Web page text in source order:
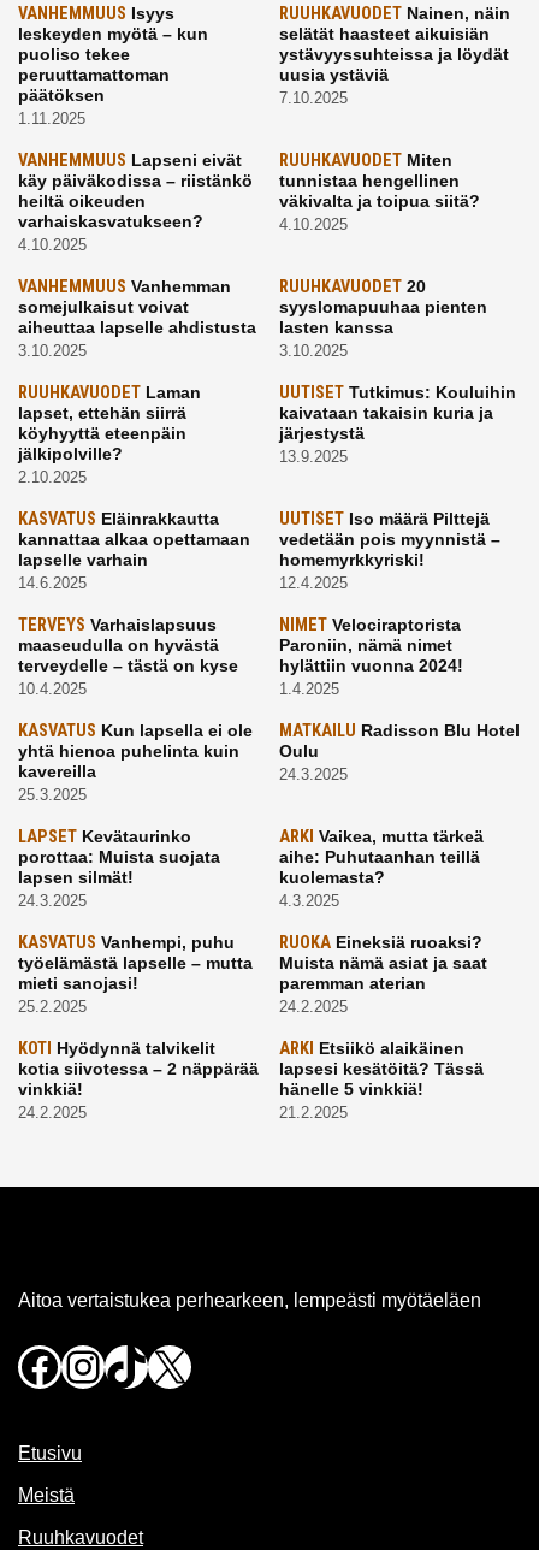
VANHEMMUUS Isyys
leskeyden myötä – kun
puoliso tekee
peruuttamattoman
päätöksen
1.11.2025
RUUHKAVUODETNainen, näin
selätät haasteet aikuisiän
ystävyyssuhteissa ja löydät
uusia ystäviä
7.10.2025
VANHEMMUUS Lapseni eivät
käy päiväkodissa – riistänkö
heiltä oikeuden
varhaiskasvatukseen?
4.10.2025
RUUHKAVUODETMiten
tunnistaa hengellinen
väkivalta ja toipua siitä?
4.10.2025
VANHEMMUUS Vanhemman
somejulkaisut voivat
aiheuttaa lapselle ahdistusta
3.10.2025
RUUHKAVUODET20
syyslomapuuhaa pienten
lasten kanssa
3.10.2025
RUUHKAVUODET Laman
lapset, ettehän siirrä
köyhyyttä eteenpäin
jälkipolville?
2.10.2025
UUTISETTutkimus: Kouluihin
kaivataan takaisin kuria ja
järjestystä
13.9.2025
KASVATUS Eläinrakkautta
kannattaa alkaa opettamaan
lapselle varhain
14.6.2025
UUTISETIso määrä Pilttejä
vedetään pois myynnistä –
homemyrkkyriski!
12.4.2025
TERVEYS Varhaislapsuus
maaseudulla on hyvästä
terveydelle – tästä on kyse
10.4.2025
NIMETVelociraptorista
Paroniin, nämä nimet
hylättiin vuonna 2024!
1.4.2025
KASVATUS Kun lapsella ei ole
yhtä hienoa puhelinta kuin
kavereilla
25.3.2025
MATKAILU Radisson Blu Hotel
Oulu
24.3.2025
LAPSET Kevätaurinko
porottaa: Muista suojata
lapsen silmät!
24.3.2025
ARKI Vaikea, mutta tärkeä
aihe: Puhutaanhan teillä
kuolemasta?
4.3.2025
KASVATUS Vanhempi, puhu
työelämästä lapselle – mutta
mieti sanojasi!
25.2.2025
RUOKAEineksiä ruoaksi?
Muista nämä asiat ja saat
paremman aterian
24.2.2025
KOTI Hyödynnä talvikelit
kotia siivotessa – 2 näppärää
vinkkiä!
24.2.2025
ARKI Etsiikö alaikäinen
lapsesi kesätöitä? Tässä
hänelle 5 vinkkiä!
21.2.2025
Aitoa vertaistukea perhearkeen, lempeästi myötäeläen
Facebook
Instagram
TikTok
X
Etusivu
Meistä
Ruuhkavuodet